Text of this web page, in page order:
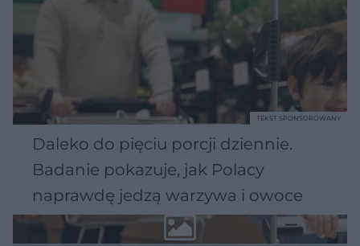
Daleko do pięciu porcji dziennie.
Badanie pokazuje, jak Polacy
naprawdę jedzą warzywa i owoce
TEKST SPONSOROWANY